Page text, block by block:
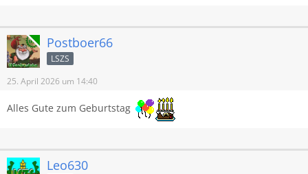
Online Postboer66
LSZS
25. April 2026 um 14:40
Alles Gute zum Geburtstag
Leo630